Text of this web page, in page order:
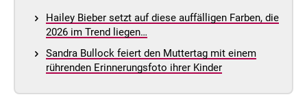
Hailey Bieber setzt auf diese auffälligen Farben, die
2026 im Trend liegen…
Sandra Bullock feiert den Muttertag mit einem
rührenden Erinnerungsfoto ihrer Kinder